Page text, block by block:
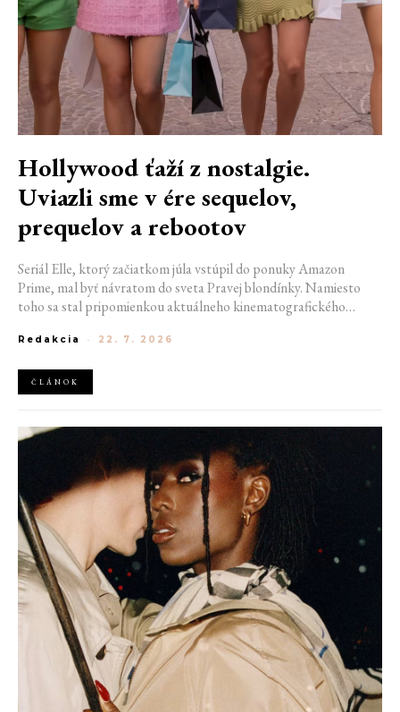
Hollywood ťaží z nostalgie.
Uviazli sme v ére sequelov,
prequelov a rebootov
Seriál Elle, ktorý začiatkom júla vstúpil do ponuky Amazon
Prime, mal byť návratom do sveta Pravej blondínky. Namiesto
toho sa stal pripomienkou aktuálneho kinematografického
kruhu. Prequely, sequely, spin-offy aj rebooty zaplavili kiná i
čistou vzácnosťou. Prečo sa filmový priemysel tak veľmi bojí
nových nápadov? A môžeme si za to sami?
Redakcia - 22. 7. 2026
ČLÁNOK